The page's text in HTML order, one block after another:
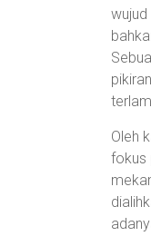
Oleh
fokus